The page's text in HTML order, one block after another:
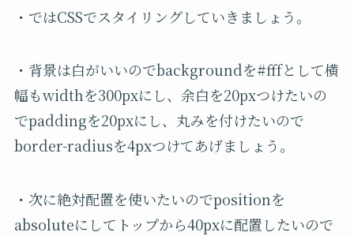
・ではCSSでスタイリングしていきましょう。
・背景は白がいいのでbackgroundを#fffとして横
幅もwidthを300pxにし、余白を20pxつけたいの
でpaddingを20pxにし、丸みを付けたいので
border-radiusを4pxつけてあげましょう。
・次に絶対配置を使いたいのでpositionを
absoluteにしてトップから40pxに配置したいので